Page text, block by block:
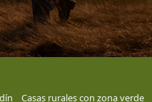
Casas rurales con zona verde